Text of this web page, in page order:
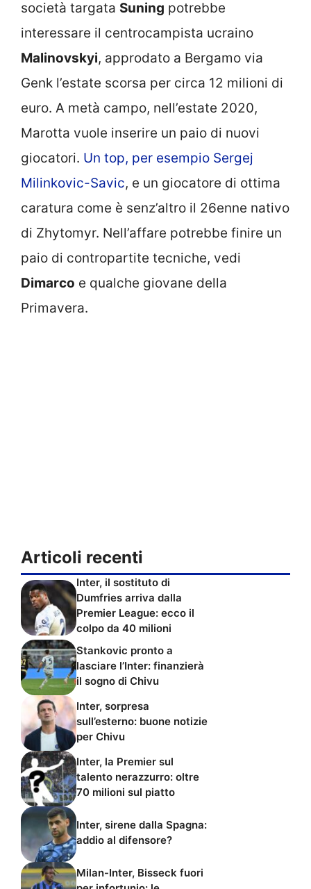
società targata Suning potrebbe
interessare il centrocampista ucraino
Malinovskyi, approdato a Bergamo via
Genk l’estate scorsa per circa 12 milioni di
euro. A metà campo, nell’estate 2020,
Marotta vuole inserire un paio di nuovi
giocatori. Un top, per esempio Sergej
Milinkovic-Savic, e un giocatore di ottima
caratura come è senz’altro il 26enne nativo
di Zhytomyr. Nell’affare potrebbe finire un
paio di contropartite tecniche, vedi
Dimarco e qualche giovane della
Primavera.
Articoli recenti
Inter, il sostituto di
Dumfries arriva dalla
Premier League: ecco il
colpo da 40 milioni
Stankovic pronto a
lasciare l’Inter: finanzierà
il sogno di Chivu
Inter, sorpresa
sull’esterno: buone notizie
per Chivu
Inter, la Premier sul
talento nerazzurro: oltre
70 milioni sul piatto
Inter, sirene dalla Spagna:
addio al difensore?
Milan-Inter, Bisseck fuori